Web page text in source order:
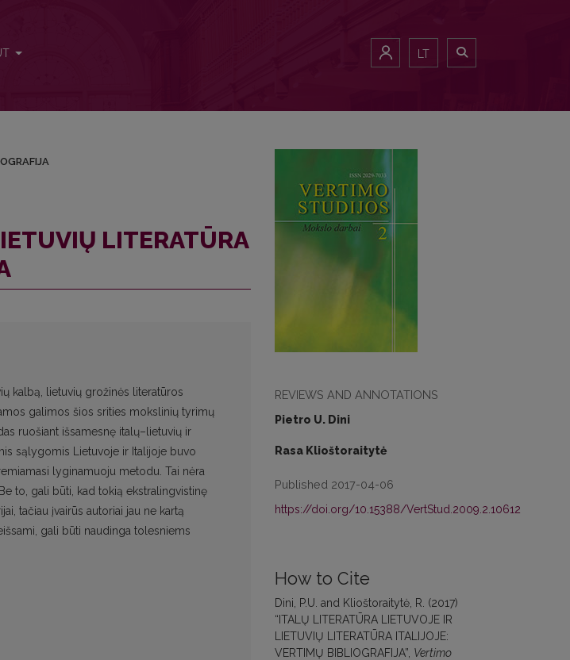
LT
REVIEWS AND ANNOTATIONS
Pietro U. Dini
Rasa Klioštoraitytė
Published 2017-04-06
https://doi.org/10.15388/VertStud.2009.2.10612
How to Cite
Dini, P.U. and Klioštoraitytė, R. (2017)
“ITALŲ LITERATŪRA LIETUVOJE IR
LIETUVIŲ LITERATŪRA ITALIJOJE:
VERTIMŲ BIBLIOGRAFIJA”, Vertimo
LITERATŪRA
kal­bą, lietuvių grožinės literatūros
galimos šios srities mokslinių tyrimų
ruošiant išsames­nę italų–lietuvių ir
sąlygomis Lietuvoje ir Italijoje buvo
lyginamuoju metodu. Tai nėra
to, gali būti, kad tokią ekstralingvistinę
tačiau įvairūs autoriai jau ne kartą
gali būti naudinga tolesniems